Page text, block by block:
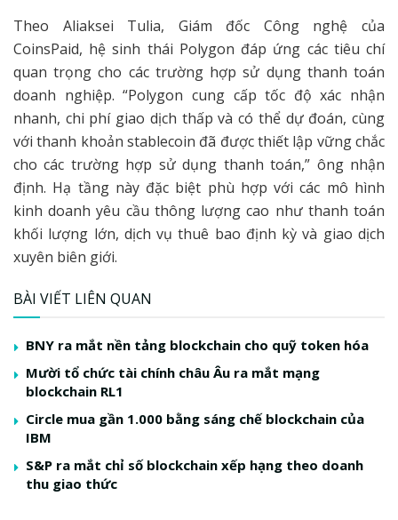
Theo Aliaksei Tulia, Giám đốc Công nghệ của
CoinsPaid, hệ sinh thái Polygon đáp ứng các tiêu chí
quan trọng cho các trường hợp sử dụng thanh toán
doanh nghiệp. “Polygon cung cấp tốc độ xác nhận
nhanh, chi phí giao dịch thấp và có thể dự đoán, cùng
với thanh khoản stablecoin đã được thiết lập vững chắc
cho các trường hợp sử dụng thanh toán,” ông nhận
định. Hạ tầng này đặc biệt phù hợp với các mô hình
kinh doanh yêu cầu thông lượng cao như thanh toán
khối lượng lớn, dịch vụ thuê bao định kỳ và giao dịch
xuyên biên giới.
BÀI VIẾT LIÊN QUAN
BNY ra mắt nền tảng blockchain cho quỹ token hóa
Mười tổ chức tài chính châu Âu ra mắt mạng
blockchain RL1
Circle mua gần 1.000 bằng sáng chế blockchain của
IBM
S&P ra mắt chỉ số blockchain xếp hạng theo doanh
thu giao thức